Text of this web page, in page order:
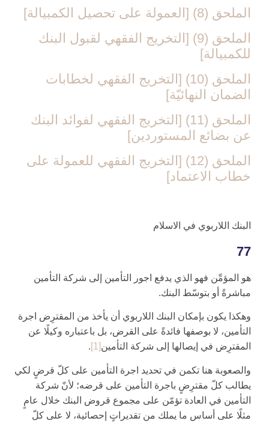
الملحق (8) [العمولة على تحصيل الكمبيالة]
الملحق (9) [التخريج الفقهي لقبول البنك
للكمبيالة]
الملحق (10) [التخريج الفقهي لخطابات
الضمان النهائيّة]
الملحق (11) [التخريج الفقهي لفوائد البنك
عن بضائع المستوردين‏]
الملحق (12) [التخريج الفقهي للعمولة على
خطاب الاعتماد]
البنك اللاربوي في ‏الاسلام‏
77
هو المؤمِّن فهو الذي يدفع اجور التأمين إلى شركة التأمين
مباشرةً أو بتوسّط البنك.
وهكذا يكون بإمكان البنك اللاربوي أن يأخذ من المقترِض اجرة
التأمين، لا بوصفها فائدةً على القرض، بل باعتباره وكيلًا عن
المقترِض في إيصالها إلى شركة التأمين‏
.
والصعوبة هنا تكمن في تحديد اجرة التأمين على كلّ قرضٍ لكي
يطالب كلّ مقترِضٍ باجرة التأمين على قرضه؛ لأنّ شركة
التأمين في العادة تؤمّن على مجموع قروض البنك خلال عامٍ
مثلًا على أساس ما يملك من تقديراتٍ إحصائية، لا على كلّ